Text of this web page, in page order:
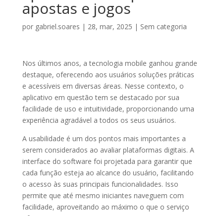
apostas e jogos
por gabriel.soares | 28, mar, 2025 | Sem categoria
Nos últimos anos, a tecnologia mobile ganhou grande
destaque, oferecendo aos usuários soluções práticas
e acessíveis em diversas áreas. Nesse contexto, o
aplicativo em questão tem se destacado por sua
facilidade de uso e intuitividade, proporcionando uma
experiência agradável a todos os seus usuários.
A usabilidade é um dos pontos mais importantes a
serem considerados ao avaliar plataformas digitais. A
interface do software foi projetada para garantir que
cada função esteja ao alcance do usuário, facilitando
o acesso às suas principais funcionalidades. Isso
permite que até mesmo iniciantes naveguem com
facilidade, aproveitando ao máximo o que o serviço